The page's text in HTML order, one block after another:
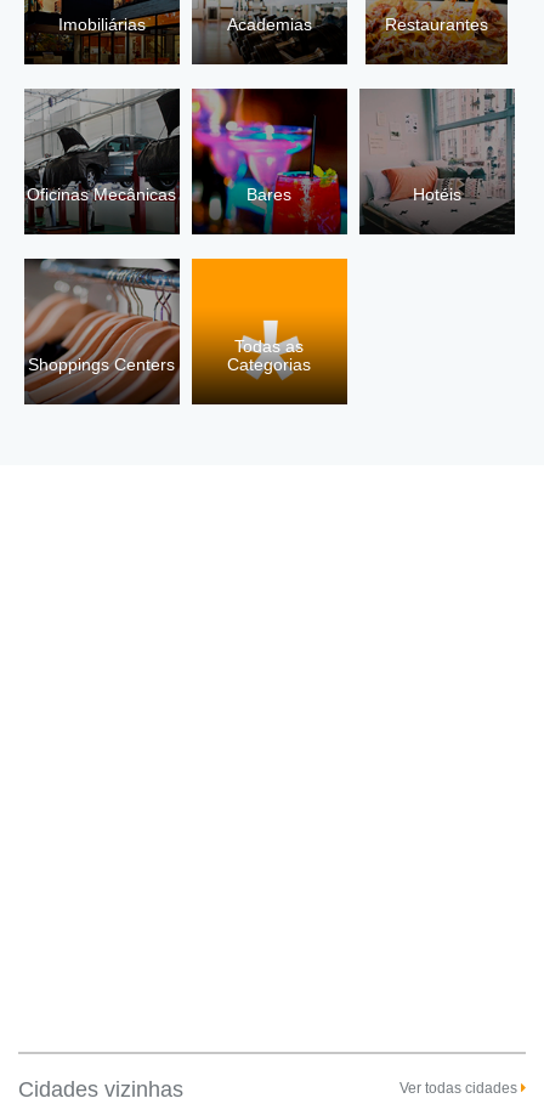
Imobiliárias Academias Restaurantes
Oficinas Mecânicas Bares Hotéis
Shoppings Centers
Todas as
Categorias
Cidades vizinhas Ver todas cidades